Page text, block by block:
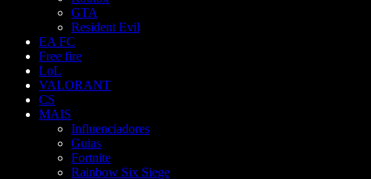
GTA
Resident Evil
EA FC
Free fire
LoL
VALORANT
CS
MAIS
Influenciadores
Guias
Fortnite
Rainbow Six Siege